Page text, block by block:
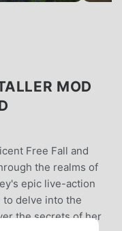
MOD
Free Fall and
the realms of
epic live-action
to delve into the
the secrets of her